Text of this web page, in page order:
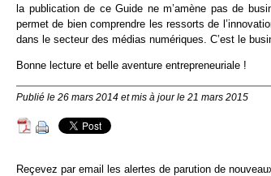
la publication de ce Guide ne m’amène pas de
permet de bien comprendre les ressorts de
dans le secteur des médias numériques. C’est le
Bonne lecture et belle aventure entrepreneuriale !
Publié le 26 mars 2014 et mis à jour le 21 mars 2015
Reçevez par email les alertes de parution de